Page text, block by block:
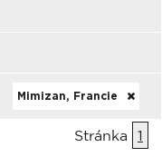
Mimizan, Francie
Stránka 1